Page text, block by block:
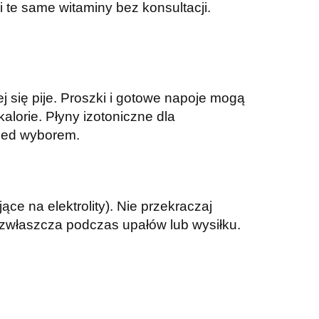
same witaminy bez konsultacji.
się pije. Proszki i gotowe napoje mogą
Płyny izotoniczne dla
wyborem.
na elektrolity). Nie przekraczaj
podczas upałów lub wysiłku.